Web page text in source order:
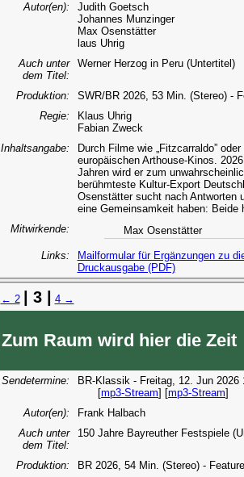
Autor(en):
Judith Goetsch
Johannes Munzinger
Max Osenstätter
laus Uhrig
Auch unter
dem Titel:
Werner Herzog in Peru (Untertitel)
Produktion:
SWR/BR 2026, 53 Min. (Stereo) -
Regie:
Klaus Uhrig
Fabian Zweck
Inhaltsangabe:
Durch Filme wie „Fitzcarraldo”
europäischen Arthouse-Kinos.
Jahren wird er zum
berühmteste Kultur-Export
Osenstätter sucht nach Antworten
eine Gemeinsamkeit haben: Beide
Mitwirkende:
Max Osenstätter
Links:
Mailformular für Ergänzungen zu
Druckausgabe (PDF)
← 2 | 3 | 4 →
Zum Raum wird hier die Zeit
Sendetermine:
BR-Klassik - Freitag, 12. Jun 2026
[mp3-Stream] [mp3-Stream]
Autor(en):
Frank Halbach
Auch unter
dem Titel:
150 Jahre Bayreuther Festspiele
Produktion:
BR 2026, 54 Min. (Stereo) - Feature